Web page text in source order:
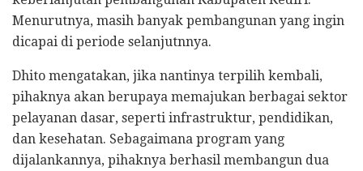
Menurutnya, masih banyak pembangunan yang ingin
dicapai di periode selanjutnnya.
Dhito mengatakan, jika nantinya terpilih kembali,
pihaknya akan berupaya memajukan berbagai sektor
pelayanan dasar, seperti infrastruktur, pendidikan,
dan kesehatan. Sebagaimana program yang
dijalankannya, pihaknya berhasil membangun dua